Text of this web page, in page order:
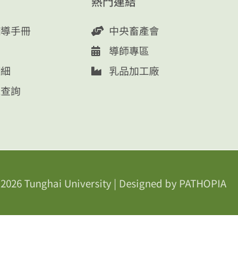
手冊
詢
中央畜產會
導師專區
乳品加工廠
Tunghai University | Designed by PATHOPIA